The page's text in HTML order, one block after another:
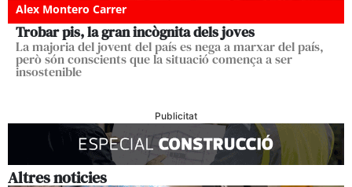
Alex Montero Carrer
Trobar pis, la gran incògnita dels joves
La majoria del jovent del país es nega a marxar del país,
però són conscients que la situació comença a ser
insostenible
Publicitat
Altres noticies